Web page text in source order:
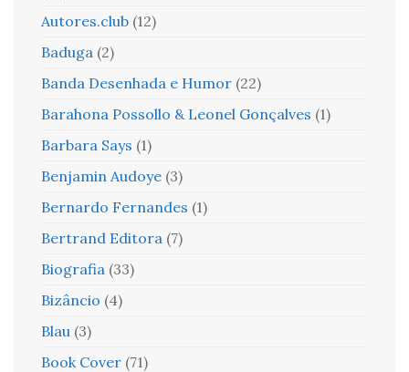
Autores.club (12)
Baduga (2)
Banda Desenhada e Humor (22)
Barahona Possollo & Leonel Gonçalves (1)
Barbara Says (1)
Benjamin Audoye (3)
Bernardo Fernandes (1)
Bertrand Editora (7)
Biografia (33)
Bizâncio (4)
Blau (3)
Book Cover (71)